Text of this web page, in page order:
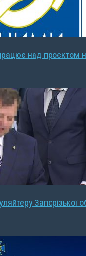
над проєктом
Запорізької